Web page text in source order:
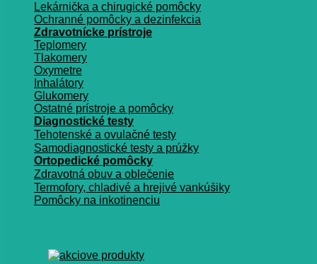
Lekárnička a chirugické pomôcky
Ochranné pomôcky a dezinfekcia
Zdravotnícke prístroje
Teplomery
Tlakomery
Oxymetre
Inhalátory
Glukomery
Ostatné prístroje a pomôcky
Diagnostické testy
Tehotenské a ovulačné testy
Samodiagnostické testy a prúžky
Ortopedické pomôcky
Zdravotná obuv a oblečenie
Termofory, chladivé a hrejivé vankúšiky
Pomôcky na inkotinenciu